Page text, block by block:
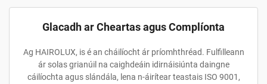
Glacadh ar Cheartas agus Complíonta
Ag HAIROLUX, is é an cháilíocht ár príomhthréad. Fulfilleann
ár solas grianúil na caighdeáin idirnáisiúnta daingne
cáilíochta agus slándála, lena n-áirítear teastais ISO 9001,